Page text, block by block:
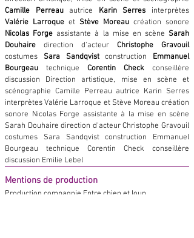
Camille Perreauautrice Karin Serres interprètes
Valérie Larroque et Stève Moreau création sonore
Nicolas Forge assistante à la mise en scène Sarah
Douhaire direction d'acteur Christophe Gravouil
costumes Sara Sandqvistconstruction Emmanuel
Bourgeau technique Corentin Check conseillère
discussion Direction artistique, mise en scène et
scénographie Camille Perreau autrice Karin Serres
interprètes Valérie Larroque et Stève Moreau création
sonore Nicolas Forge assistante à la mise en scène
Sarah Douhaire direction d'acteur Christophe Gravouil
costumes Sara Sandqvist construction Emmanuel
Bourgeau technique Corentin Check conseillère
discussion Emilie Lebel
Mentions de production
Production compagnie Entre chien et loup.